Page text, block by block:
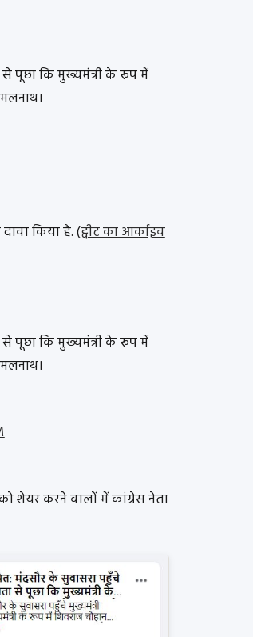
पूछा कि मुख्यमंत्री के रूप में
किया है. (ट्वीट का आर्काइव
पूछा कि मुख्यमंत्री के रूप में
शेयर करने वालों में कांग्रेस नेता